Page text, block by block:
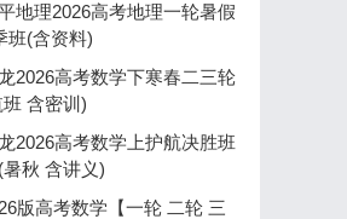
地理2026高考地理一轮暑假
班(含资料)
2026高考数学下寒春二三轮
班 含密训)
2026高考数学上护航决胜班
秋 含讲义)
版高考数学【一轮 二轮 三